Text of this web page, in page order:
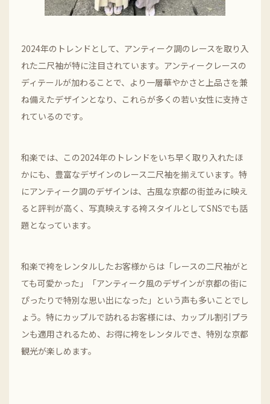
2024年のトレンドとして、アンティーク調のレースを取り入
れた二尺袖が特に注目されています。アンティークレースの
ディテールが加わることで、より一層華やかさと上品さを兼
ね備えたデザインとなり、これらが多くの若い女性に支持さ
れているのです。
和楽では、この2024年のトレンドをいち早く取り入れたほ
かにも、豊富なデザインのレース二尺袖を揃えています。特
にアンティーク調のデザインは、古風な京都の街並みに映え
ると評判が高く、写真映えする袴スタイルとしてSNSでも話
題となっています。
和楽で袴をレンタルしたお客様からは「レースの二尺袖がと
ても可愛かった」「アンティーク風のデザインが京都の街に
ぴったりで特別な思い出になった」という声も多いことでし
ょう。特にカップルで訪れるお客様には、カップル割引プラ
ンも適用されるため、お得に袴をレンタルでき、特別な京都
観光が楽しめます。